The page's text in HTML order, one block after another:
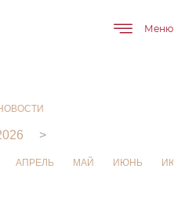
Меню
>
АПРЕЛЬ МАЙ ИЮНЬ